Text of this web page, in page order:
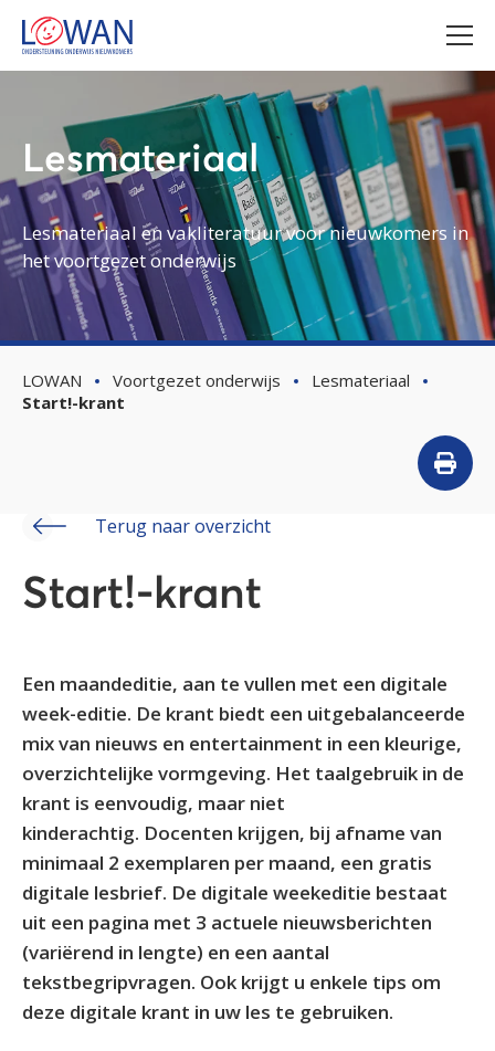
Lesmateriaal
Lesmateriaal en vakliteratuur voor nieuwkomers in
het voortgezet onderwijs
LOWAN Voortgezet onderwijs
Lesmateriaal
Start!-krant
Terug naar overzicht
Start!-krant
Een maandeditie, aan te vullen met een digitale
week-editie. De krant biedt een uitgebalanceerde
mix van nieuws en entertainment in een kleurige,
overzichtelijke vormgeving. Het taalgebruik in de
krant is eenvoudig, maar niet
kinderachtig. Docenten krijgen, bij afname van
minimaal 2 exemplaren per maand, een gratis
digitale lesbrief. De digitale weekeditie bestaat
uit een pagina met 3 actuele nieuwsberichten
(variërend in lengte) en een aantal
tekstbegripvragen. Ook krijgt u enkele tips om
deze digitale krant in uw les te gebruiken.